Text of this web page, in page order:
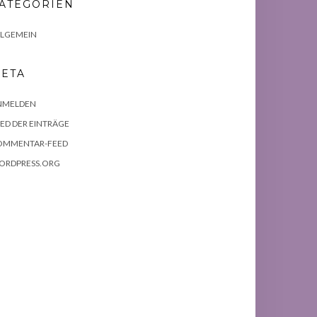
DER EINTRÄGE
FEED